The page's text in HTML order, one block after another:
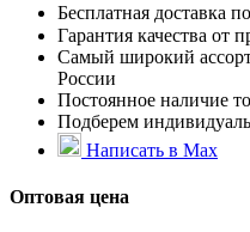
Бесплатная доставка
Гарантия качества от
Самый широкий
России
Постоянное наличие
Подберем
Написать в Max
Оптовая цена